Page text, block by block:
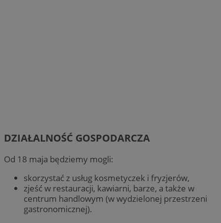
DZIAŁALNOŚĆ GOSPODARCZA
Od 18 maja będziemy mogli:
skorzystać z usług kosmetyczek i fryzjerów,
zjeść w restauracji, kawiarni, barze, a także w
centrum handlowym (w wydzielonej przestrzeni
gastronomicznej).